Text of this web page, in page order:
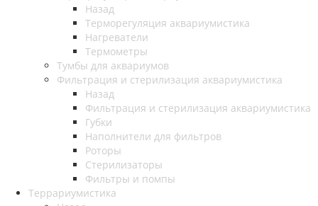
Назад
Терморегуляция аквариумистика
Нагреватели
Термометры
Тумбы для аквариумов
Фильтрация и стерилизация аквариумистика
Назад
Фильтрация и стерилизация аквариумистика
Губки
Наполнители для фильтров
Роторы
Стерилизаторы
Фильтры и помпы
Террариумистика